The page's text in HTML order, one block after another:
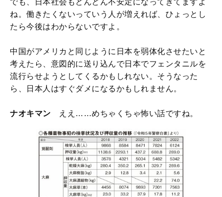
ね。働きたくないっていう人が増えれば、ひょっとし
たら今後はわからないですよ。
中国がアメリカと同じように日本を弱体化させたいと
考えたら、意図的に送り込んで日本でフェンタニルを
流行らせようとしてくるかもしれない。そうなった
ら、日本人はすぐダメになるかもしれません。
ナオキマン ええ……めちゃくちゃ怖い話ですね。